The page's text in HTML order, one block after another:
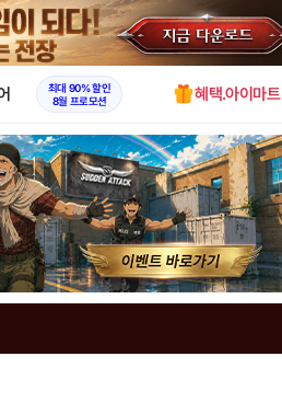
X
최대 90% 할인
8월 프로모션
혜택.아이마트